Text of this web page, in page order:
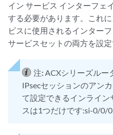
イン サービス インターフェ
する必要があります。これ
ビスに使用されるインター
サービスセットの両方を設定
注:ACXシリーズルー
IPsecセッションのアン
て設定できるインライ
スは1つだけです:si-0/0/0